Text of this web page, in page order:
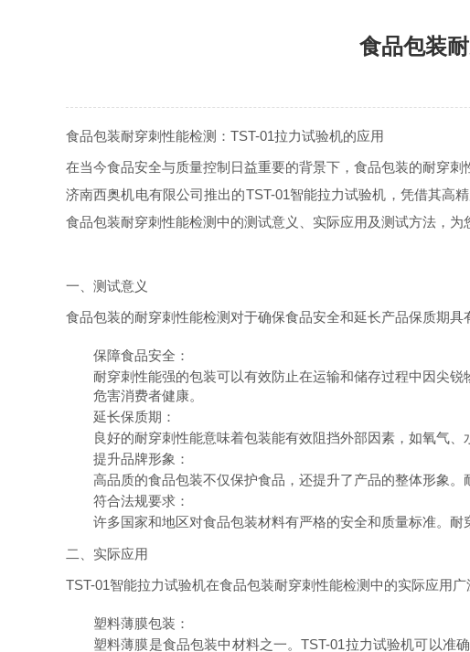
食品包装
食品包装耐穿刺性能检测：TST-01拉力试验机的应用
在当今食品安全与质量控制日益重要的背景下，食品包装的耐穿
济南西奥机电有限公司推出的TST-01智能拉力试验机，凭借其高
食品包装耐穿刺性能检测中的测试意义、实际应用及测试方法，为
一、测试意义
食品包装的耐穿刺性能检测对于确保食品安全和延长产品保质期具
保障食品安全 ：
耐穿刺性能强的包装可以有效防止在运输和储存过程中因尖
危害消费者健康。
延长保质期 ：
良好的耐穿刺性能意味着包装能有效阻挡外部因素，如氧气
提升品牌形象 ：
高品质的食品包装不仅保护食品，还提升了产品的整体形象
符合法规要求 ：
许多国家和地区对食品包装材料有严格的安全和质量标准。
二、实际应用
TST-01智能拉力试验机在食品包装耐穿刺性能检测中的实际应用
塑料薄膜包装 ：
塑料薄膜是食品包装中材料之一。TST-01拉力试验机可以准